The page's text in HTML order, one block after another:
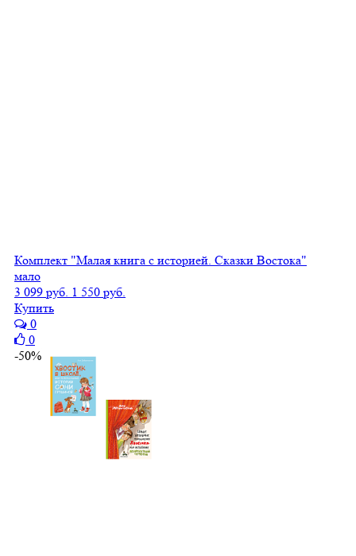
Комплект "Малая книга с историей. Сказки Востока"
мало
3 099 руб. 1 550 руб.
Купить
0
0
-50%